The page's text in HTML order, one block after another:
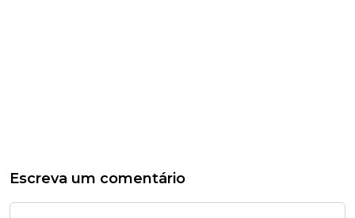
Escreva um comentário